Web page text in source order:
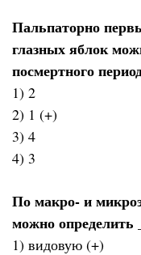
Пальпаторно
глазных яблок
посмертного
1) 2
2) 1 (+)
3) 4
4) 3
По макро- и
можно определить
1) видовую (+)